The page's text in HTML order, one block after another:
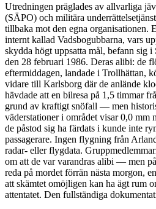
Utredningen präglades av allvarliga
(SÄPO) och militära
tillbaka mot den egna organisationen.
internt kallad Vadsbogubbarna, vars
skydda högt uppsatta mål, befann sig
den 28 februari 1986. Deras alibi: de
eftermiddagen, landade i Trollhättan,
vidare till Karlsborg där de anlände
hävdade att en bilresa på 1,5 timmar
grund av kraftigt snöfall — men
väderstationer i området visar 0,0 mm
de påstod sig ha färdats i kunde inte
passagerare. Ingen flygning från
radar- eller flygdata.
om att de var varandras alibi — men
reda på mordet förrän nästa morgon,
att skämtet omöjligen kan ha ägt rum
attentatet. Den fullständiga